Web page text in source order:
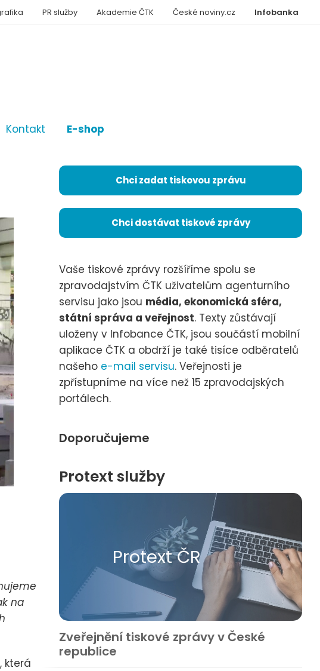
Kontakt E-shop
Infobanka
PR služby Akademie ČTK České noviny.cz
na
která
Chci zadat tiskovou zprávu
Chci dostávat tiskové zprávy
Vaše tiskové zprávy rozšíříme spolu se
zpravodajstvím ČTK uživatelům agenturního
servisu jako jsou média, ekonomická sféra,
státní správa a veřejnost. Texty zůstávají
uloženy v Infobance ČTK, jsou součástí mobilní
aplikace ČTK a obdrží je také tisíce odběratelů
našeho e-mail servisu. Veřejnosti je
zpřístupníme na více než 15 zpravodajských
portálech.
Doporučujeme
Protext služby
Protext ČR
Zveřejnění tiskové zprávy v České
republice